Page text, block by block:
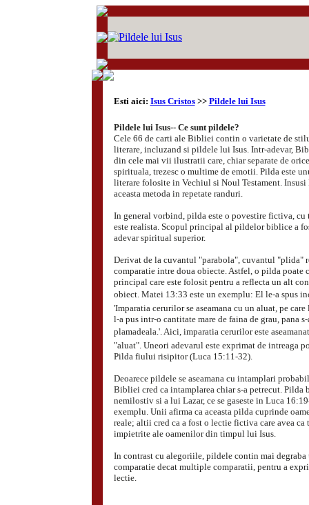
Esti aici: Isus Cristos>> Pildele lui Isus
Pildele lui Isus-- Ce sunt pildele?
Cele 66 de carti ale Bibliei contin o varietate de
literare, incluzand si pildele lui Isus. Intr-adevar,
din cele mai vii ilustratii care, chiar separate de
spirituala, trezesc o multime de emotii. Pilda este
literare folosite in Vechiul si Noul Testament. Insusi
aceasta metoda in repetate randuri.
In general vorbind, pilda este o povestire fictiva, cu
este realista. Scopul principal al pildelor biblice a
adevar spiritual superior.
Derivat de la cuvantul "parabola", cuvantul "plida"
comparatie intre doua obiecte. Astfel, o pilda poate
principal care este folosit pentru a reflecta un alt
obiect. Matei 13:33 este un exemplu: El le-a spus
'Imparatia cerurilor se aseamana cu un aluat, pe
l-a pus intr-o cantitate mare de faina de grau, pana
plamadeala.'. Aici, imparatia cerurilor este
"aluat". Uneori adevarul este exprimat de intreaga
Pilda fiului risipitor (Luca 15:11-32).
Deoarece pildele se aseamana cu intamplari
Bibliei cred ca intamplarea chiar s-a petrecut. Pilda
nemilostiv si a lui Lazar, ce se gaseste in Luca
exemplu. Unii afirma ca aceasta pilda cuprinde
reale; altii cred ca a fost o lectie fictiva care avea
impietrite ale oamenilor din timpul lui Isus.
In contrast cu alegoriile, pildele contin mai degraba
comparatie decat multiple comparatii, pentru a
lectie.